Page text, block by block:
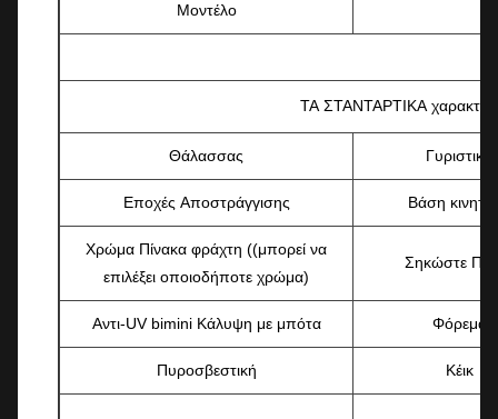
Μοντέλο
ΤΑ ΣΤΑΝΤΑΡΤΙΚΑ
Θάλασσας Γυριστικά
Εποχές Αποστράγγισης Βάση
Χρώμα Πίνακα φράχτη ((μπορεί να
επιλέξει οποιοδήποτε χρώμα)
Σηκώστε
Αντι-UV bimini Κάλυψη με μπότα Φόρεμα
Πυροσβεστική Κέικ